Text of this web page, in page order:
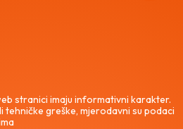
stranici imaju informativni karakter.
tehničke greške, mjerodavni su podaci